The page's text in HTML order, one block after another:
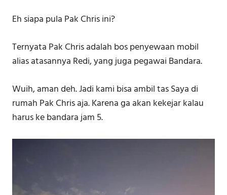
Eh siapa pula Pak Chris ini?
Ternyata Pak Chris adalah bos penyewaan mobil
alias atasannya Redi, yang juga pegawai Bandara.
Wuih, aman deh. Jadi kami bisa ambil tas Saya di
rumah Pak Chris aja. Karena ga akan kekejar kalau
harus ke bandara jam 5.